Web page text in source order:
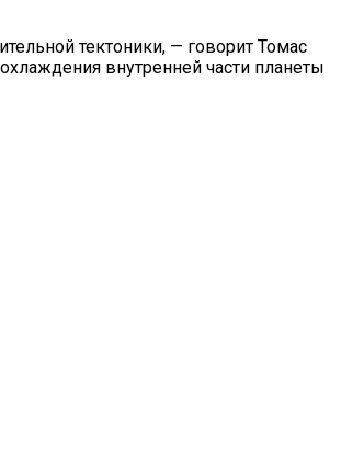
тектоники, — говорит Томас
внутренней части планеты